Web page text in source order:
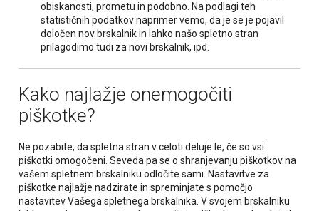
obiskanosti, prometu in podobno. Na podlagi teh
statističnih podatkov naprimer vemo, da je se je pojavil
določen nov brskalnik in lahko našo spletno stran
prilagodimo tudi za novi brskalnik, ipd.
Kako najlažje onemogočiti
piškotke?
Ne pozabite, da spletna stran v celoti deluje le, če so vsi
piškotki omogočeni. Seveda pa se o shranjevanju piškotkov na
vašem spletnem brskalniku odločite sami. Nastavitve za
piškotke najlažje nadzirate in spreminjate s pomočjo
nastavitev Vašega spletnega brskalnika. V svojem brskalniku